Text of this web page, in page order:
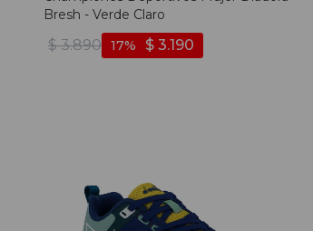
Bresh - Verde Claro
$ 3.890 $ 3.190
17